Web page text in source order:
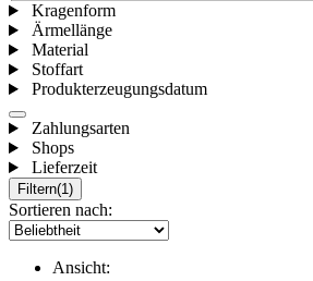
Kragenform
Ärmellänge
Material
Stoffart
Produkterzeugungsdatum
Zahlungsarten
Shops
Lieferzeit
Filtern(1)
Sortieren nach:
Ansicht: